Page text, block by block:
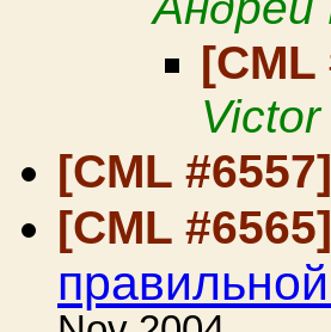
[CML
[CML #6557]
[CML #6565]